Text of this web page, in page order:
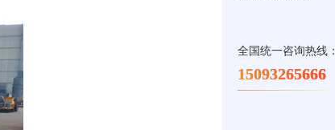
全国统一咨询热线：
15093265666